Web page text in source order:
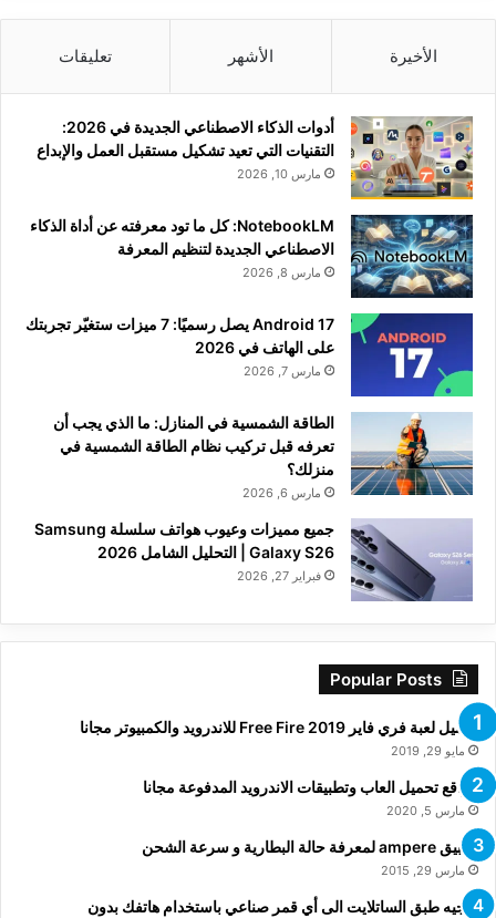
الأخيرة الأشهر تعليقات
أدوات الذكاء الاصطناعي الجديدة في 2026:
التقنيات التي تعيد تشكيل مستقبل العمل والإبداع
مارس 10, 2026
NotebookLM: كل ما تود معرفته عن أداة الذكاء
الاصطناعي الجديدة لتنظيم المعرفة
مارس 8, 2026
Android 17 يصل رسميًا: 7 ميزات ستغيّر تجربتك
على الهاتف في 2026
مارس 7, 2026
الطاقة الشمسية في المنازل: ما الذي يجب أن
تعرفه قبل تركيب نظام الطاقة الشمسية في
منزلك؟
مارس 6, 2026
جميع مميزات وعيوب هواتف سلسلة Samsung
Galaxy S26 | التحليل الشامل 2026
فبراير 27, 2026
Popular Posts
تحميل لعبة فري فاير Free Fire 2019 للاندرويد والكمبيوتر مجانا
مايو 29, 2019
مواقع تحميل العاب وتطبيقات الاندرويد المدفوعة مجانا
مارس 5, 2020
تطبيق ampere لمعرفة حالة البطارية و سرعة الشحن
مارس 29, 2015
توجيه طبق الساتلايت الى أي قمر صناعي باستخدام هاتفك بدون